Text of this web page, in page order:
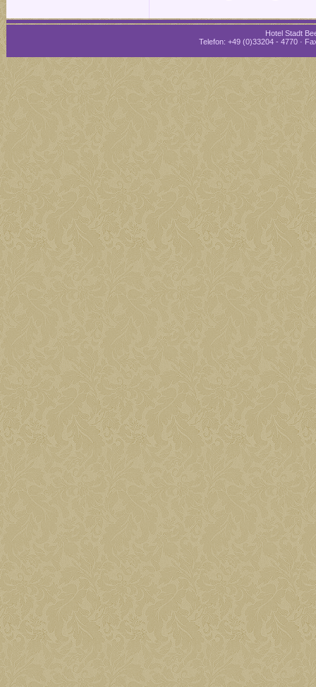
Hotel Stadt
Telefon: +49 (0)33204 - 4770 ·